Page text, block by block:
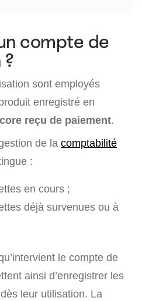
compte de
sont employés
enregistré en
reçu de paiement.
de la comptabilité
:
en cours ;
déjà survenues ou à
le compte de
ainsi d’enregistrer les
leur utilisation. La